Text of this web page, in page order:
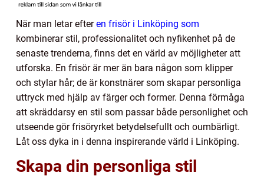
När man letar efteren frisör i Linköping som
kombinerar stil, professionalitet och nyfikenhet på de
senaste trenderna, finns det en värld av möjligheter att
utforska. En frisör är mer än bara någon som klipper
och stylar hår; de är konstnärer som skapar personliga
uttryck med hjälp av färger och former. Denna förmåga
att skräddarsy en stil som passar både personlighet och
utseende gör frisöryrket betydelsefullt och oumbärligt.
Låt oss dyka in i denna inspirerande värld i Linköping.
Skapa din personliga stil